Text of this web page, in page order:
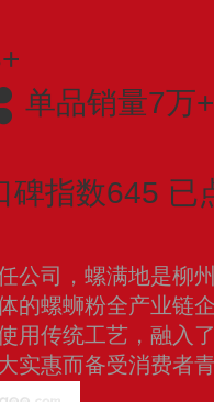
单品销量7万+
碑指数645 已
公司，螺满地是柳
的螺蛳粉全产业链
用传统工艺，融入
实惠而备受消费者